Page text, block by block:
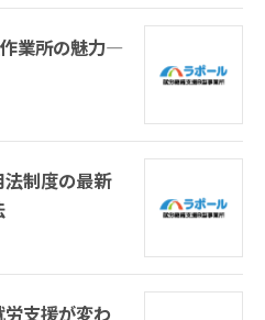
業所の魅力—
制度の最新
支援が変わ